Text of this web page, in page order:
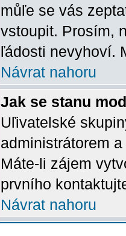
můľe se vás
vstoupit. Prosím,
ľádosti nevyhoví.
Návrat nahoru
Jak se stanu
Uľivatelské
administrátorem
Máte-li zájem
prvního
Návrat nahoru